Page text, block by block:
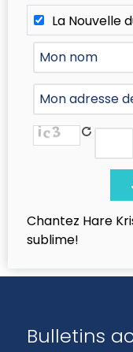
La Nouvelle
Chantez Hare
sublime!
Bulletins